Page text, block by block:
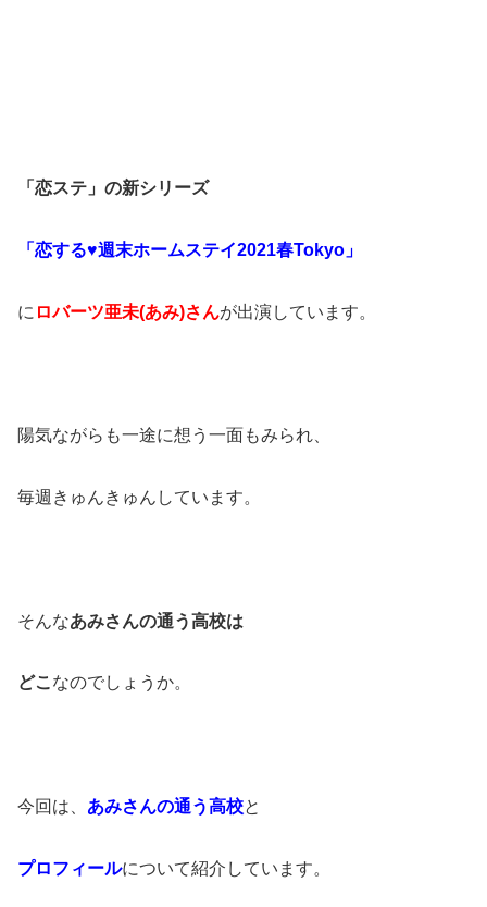
「恋ステ」の新シリーズ
「恋する♥週末ホームステイ2021春Tokyo」
に ロバーツ亜未(あみ)さんが出演しています。
陽気ながらも一途に想う一面もみられ、
毎週きゅんきゅんしています。
そんなあみさんの通う高校は
どこなのでしょうか。
今回は、 あみさんの通う高校と
プロフィールについて紹介しています。